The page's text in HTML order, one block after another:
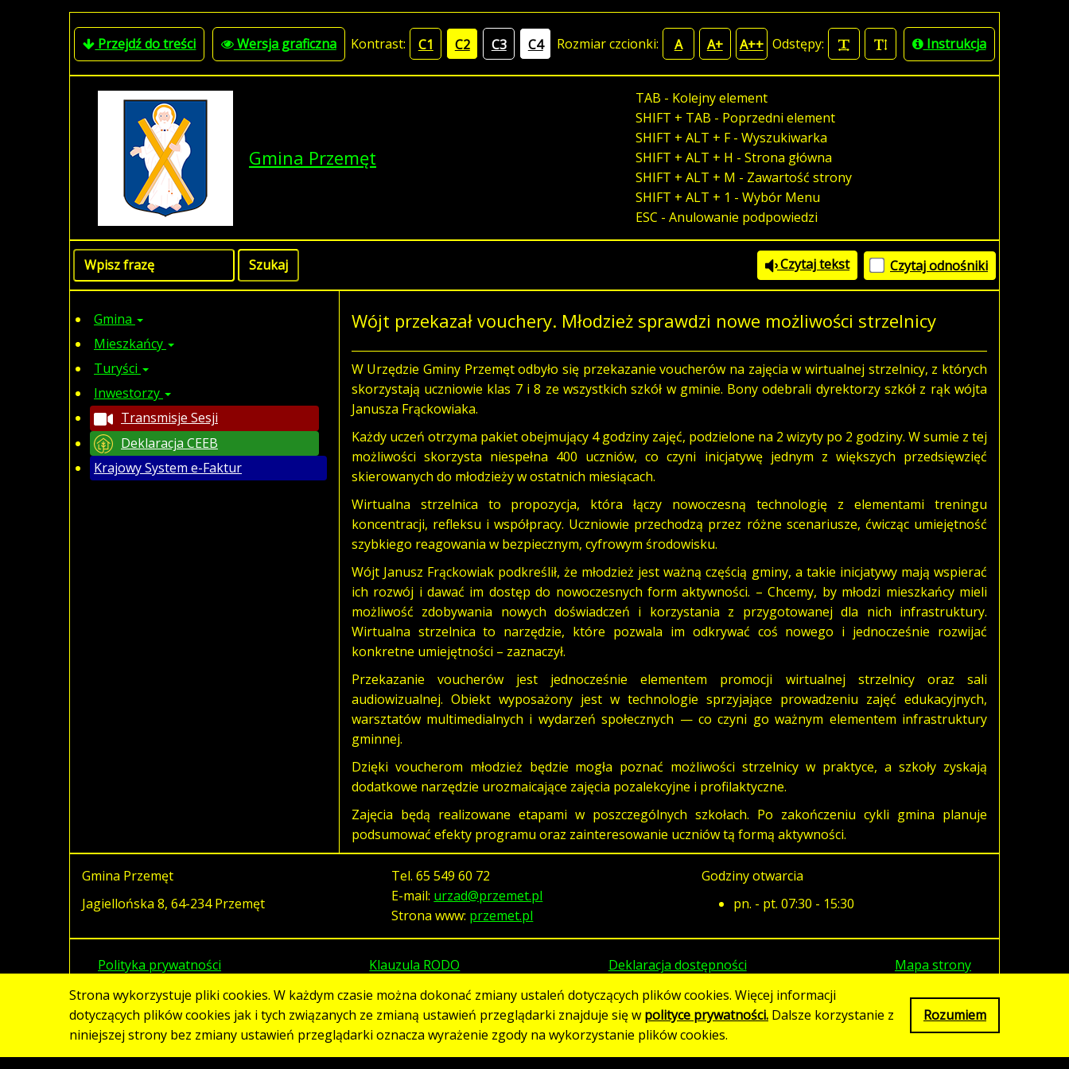
Przejdź do treści Wersja graficzna Kontrast: C1 C2 C3 C4 Rozmiar czcionki: A A+ A++ Odstępy: Instrukcja
Gmina Przemęt
TAB - Kolejny element
SHIFT + TAB - Poprzedni element
SHIFT + ALT + F - Wyszukiwarka
SHIFT + ALT + H - Strona główna
SHIFT + ALT + M - Zawartość strony
SHIFT + ALT + 1 - Wybór Menu
ESC - Anulowanie podpowiedzi
Czytaj tekst Czytaj odnośniki
Gmina
Mieszkańcy
Turyści
Inwestorzy
Transmisje Sesji
Deklaracja CEEB
Krajowy System e-Faktur
Wójt przekazał vouchery. Młodzież sprawdzi nowe możliwości strzelnicy
W Urzędzie Gminy Przemęt odbyło się przekazanie voucherów na zajęcia w wirtualnej strzelnicy, z których
skorzystają uczniowie klas 7 i 8 ze wszystkich szkół w gminie. Bony odebrali dyrektorzy szkół z rąk wójta
Janusza Frąckowiaka.
Każdy uczeń otrzyma pakiet obejmujący 4 godziny zajęć, podzielone na 2 wizyty po 2 godziny. W sumie z tej
możliwości skorzysta niespełna 400 uczniów, co czyni inicjatywę jednym z większych przedsięwzięć
skierowanych do młodzieży w ostatnich miesiącach.
Wirtualna strzelnica to propozycja, która łączy nowoczesną technologię z elementami treningu
koncentracji, refleksu i współpracy. Uczniowie przechodzą przez różne scenariusze, ćwicząc umiejętność
szybkiego reagowania w bezpiecznym, cyfrowym środowisku.
Wójt Janusz Frąckowiak podkreślił, że młodzież jest ważną częścią gminy, a takie inicjatywy mają wspierać
ich rozwój i dawać im dostęp do nowoczesnych form aktywności. – Chcemy, by młodzi mieszkańcy mieli
możliwość zdobywania nowych doświadczeń i korzystania z przygotowanej dla nich infrastruktury.
Wirtualna strzelnica to narzędzie, które pozwala im odkrywać coś nowego i jednocześnie rozwijać
konkretne umiejętności – zaznaczył.
Przekazanie voucherów jest jednocześnie elementem promocji wirtualnej strzelnicy oraz sali
audiowizualnej. Obiekt wyposażony jest w technologie sprzyjające prowadzeniu zajęć edukacyjnych,
warsztatów multimedialnych i wydarzeń społecznych — co czyni go ważnym elementem infrastruktury
gminnej.
Dzięki voucherom młodzież będzie mogła poznać możliwości strzelnicy w praktyce, a szkoły zyskają
dodatkowe narzędzie urozmaicające zajęcia pozalekcyjne i profilaktyczne.
Zajęcia będą realizowane etapami w poszczególnych szkołach. Po zakończeniu cykli gmina planuje
podsumować efekty programu oraz zainteresowanie uczniów tą formą aktywności.
Gmina Przemęt
Jagiellońska 8, 64-234 Przemęt
Tel.65 549 60 72
E-mail: urzad@przemet.pl
Strona www: przemet.pl
Godziny otwarcia
pn. - pt. 07:30 - 15:30
Polityka prywatności Klauzula RODO Deklaracja dostępności Mapa strony
Strona utworzona w standardzie WCAG 2.1
Strona wykorzystuje pliki cookies. W każdym czasie można dokonać zmiany ustaleń dotyczących plików cookies. Więcej informacji
dotyczących plików cookies jak i tych związanych ze zmianą ustawień przeglądarki znajduje się w polityce prywatności. Dalsze korzystanie z
niniejszej strony bez zmiany ustawień przeglądarki oznacza wyrażenie zgody na wykorzystanie plików cookies.
Rozumiem